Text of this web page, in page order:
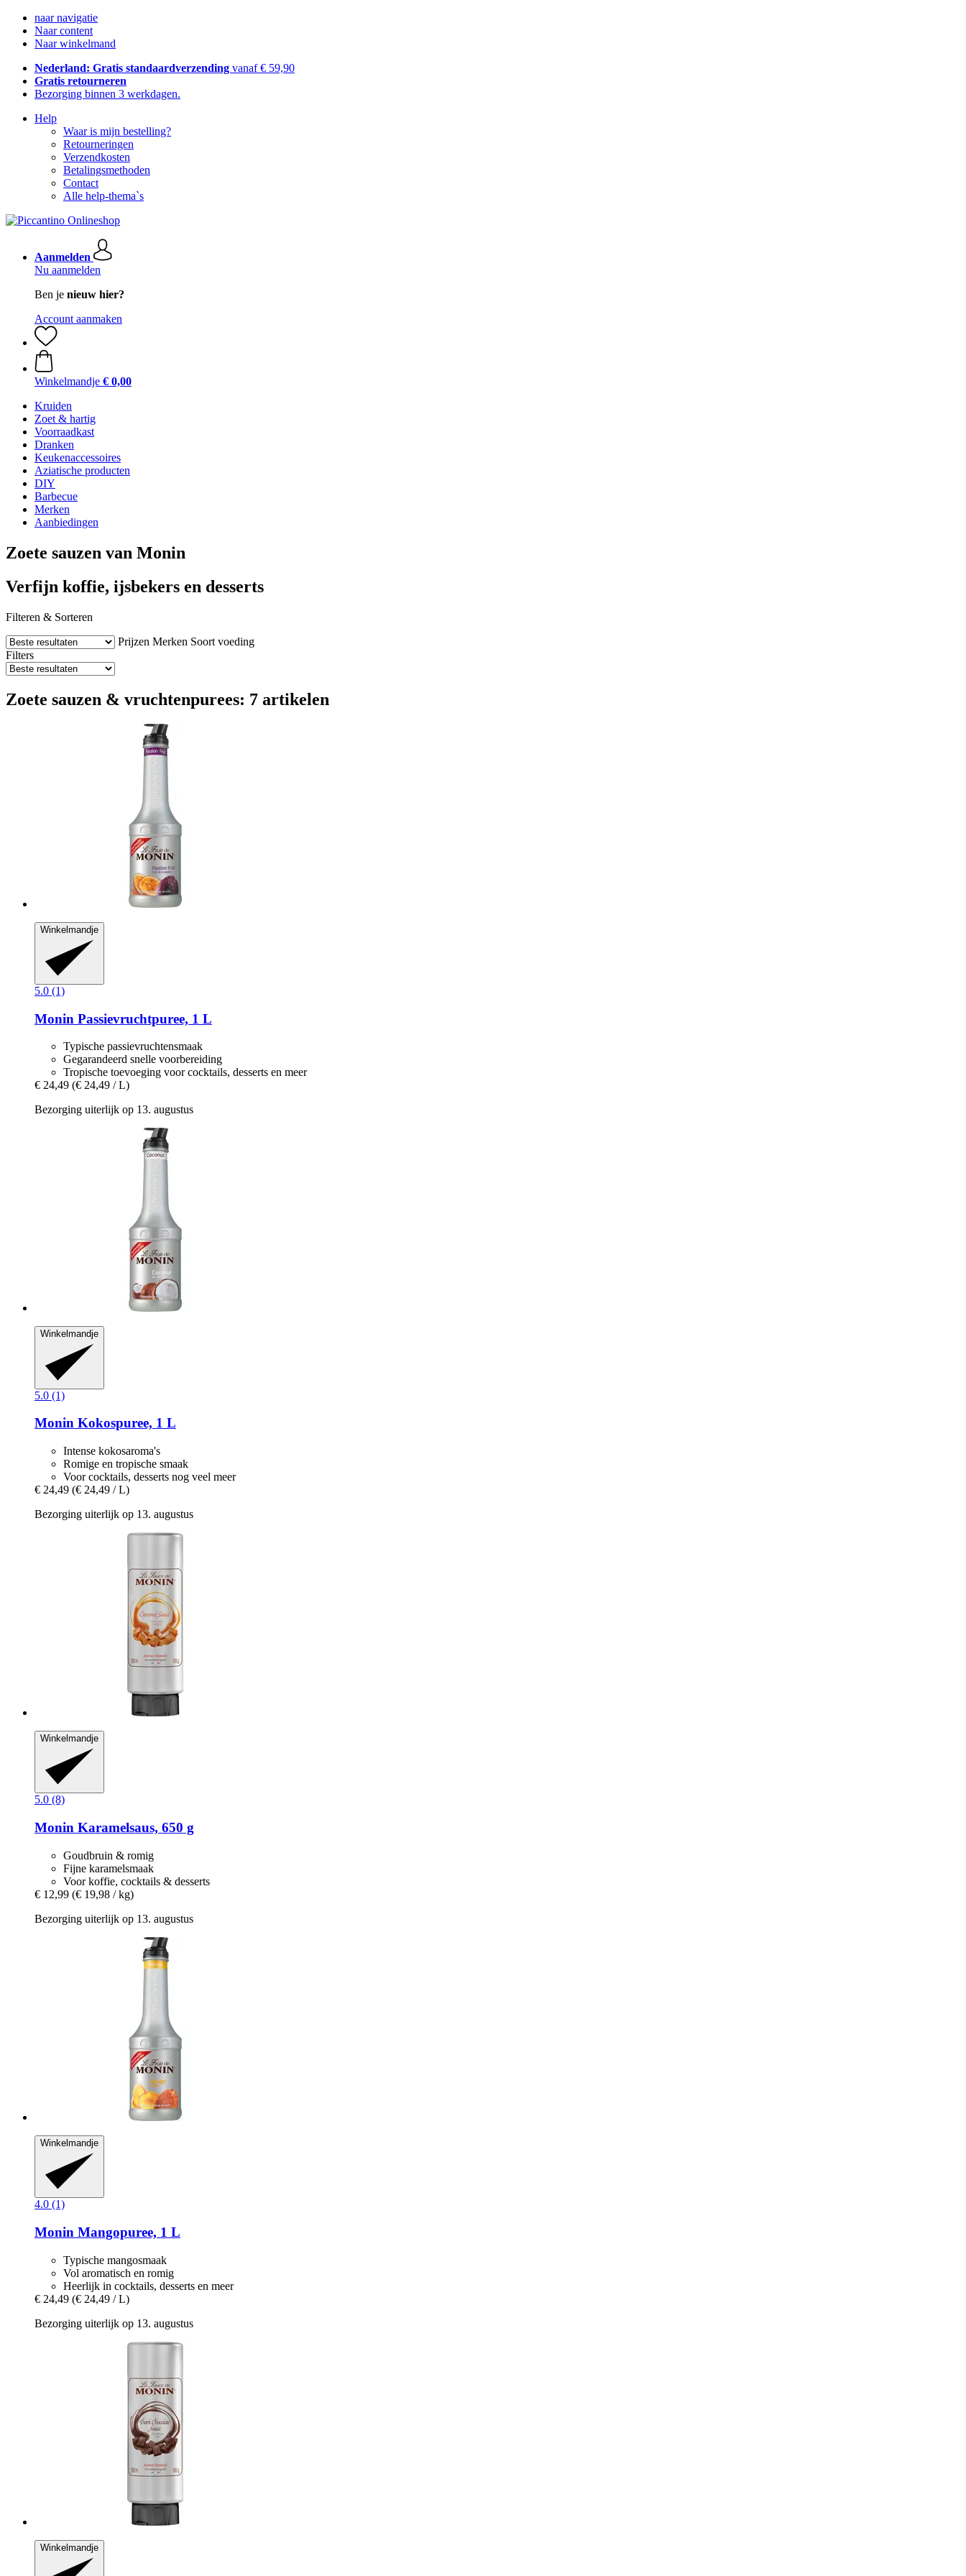
naar navigatie
Naar content
Naar winkelmand
Nederland: Gratis standaardverzending vanaf € 59,90
Gratis retourneren
Bezorging binnen 3 werkdagen.
Help
Waar is mijn bestelling?
Retourneringen
Verzendkosten
Betalingsmethoden
Contact
Alle help-thema`s
Aanmelden
Nu aanmelden
Ben je nieuw hier?
Account aanmaken
Winkelmandje € 0,00
Kruiden
Zoet & hartig
Voorraadkast
Dranken
Keukenaccessoires
Aziatische producten
DIY
Barbecue
Merken
Aanbiedingen
Zoete sauzen van Monin
Verfijn koffie, ijsbekers en desserts
Filteren & Sorteren
Prijzen Merken Soort voeding
Filters
Zoete sauzen & vruchtenpurees: 7 artikelen
Winkelmandje
5.0 (1)
Monin Passievruchtpuree, 1 L
Typische passievruchtensmaak
Gegarandeerd snelle voorbereiding
Tropische toevoeging voor cocktails, desserts en meer
€ 24,49 (€ 24,49 / L)
Bezorging uiterlijk op 13. augustus
Winkelmandje
5.0 (1)
Monin Kokospuree, 1 L
Intense kokosaroma's
Romige en tropische smaak
Voor cocktails, desserts nog veel meer
€ 24,49 (€ 24,49 / L)
Bezorging uiterlijk op 13. augustus
Winkelmandje
5.0 (8)
Monin Karamelsaus, 650 g
Goudbruin & romig
Fijne karamelsmaak
Voor koffie, cocktails & desserts
€ 12,99 (€ 19,98 / kg)
Bezorging uiterlijk op 13. augustus
Winkelmandje
4.0 (1)
Monin Mangopuree, 1 L
Typische mangosmaak
Vol aromatisch en romig
Heerlijk in cocktails, desserts en meer
€ 24,49 (€ 24,49 / L)
Bezorging uiterlijk op 13. augustus
Winkelmandje